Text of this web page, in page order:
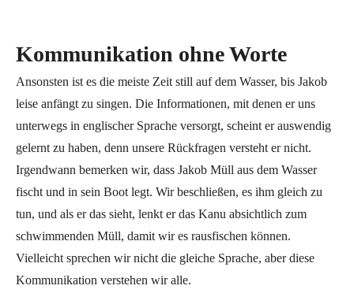
Kommunikation ohne Worte
Ansonsten ist es die meiste Zeit still auf dem Wasser, bis Jakob
leise anfängt zu singen. Die Informationen, mit denen er uns
unterwegs in englischer Sprache versorgt, scheint er auswendig
gelernt zu haben, denn unsere Rückfragen versteht er nicht.
Irgendwann bemerken wir, dass Jakob Müll aus dem Wasser
fischt und in sein Boot legt. Wir beschließen, es ihm gleich zu
tun, und als er das sieht, lenkt er das Kanu absichtlich zum
schwimmenden Müll, damit wir es rausfischen können.
Vielleicht sprechen wir nicht die gleiche Sprache, aber diese
Kommunikation verstehen wir alle.